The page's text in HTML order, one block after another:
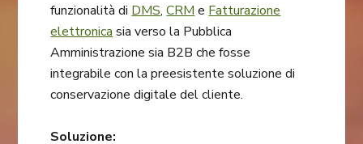
funzionalità di DMS,CRM e Fatturazione
elettronica sia verso la Pubblica
Amministrazione sia B2B che fosse
integrabile con la preesistente soluzione di
conservazione digitale del cliente.
Soluzione: